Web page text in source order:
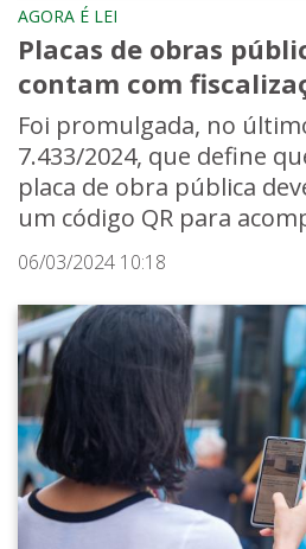
AGORA É LEI
Placas de obras
contam com
Foi promulgada, no
7.433/2024, que define
placa de obra pública
um código QR para
06/03/2024 10:18